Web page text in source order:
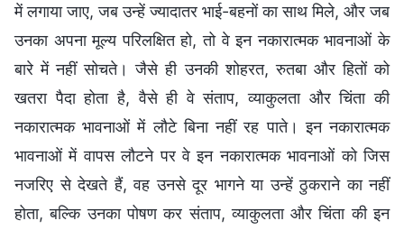
में लगाया जाए, जब उन्हें ज्यादातर भाई-बहनों का साथ मिले, और जब
उनका अपना मूल्य परिलक्षित हो, तो वे इन नकारात्मक भावनाओं के
बारे में नहीं सोचते। जैसे ही उनकी शोहरत, रुतबा और हितों को
खतरा पैदा होता है, वैसे ही वे संताप, व्याकुलता और चिंता की
नकारात्मक भावनाओं में लौटे बिना नहीं रह पाते। इन नकारात्मक
भावनाओं में वापस लौटने पर वे इन नकारात्मक भावनाओं को जिस
नजरिए से देखते हैं, वह उनसे दूर भागने या उन्हें ठुकराने का नहीं
होता, बल्कि उनका पोषण कर संताप, व्याकुलता और चिंता की इन